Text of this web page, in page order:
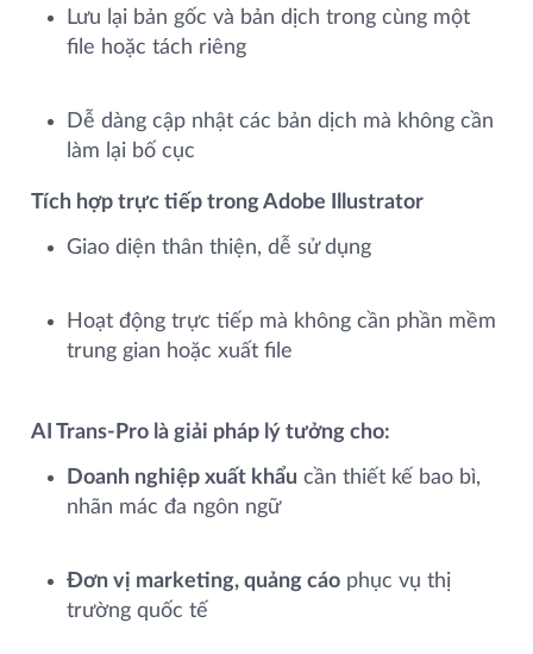
Lưu lại bản gốc và bản dịch trong cùng một
file hoặc tách riêng
Dễ dàng cập nhật các bản dịch mà không cần
làm lại bố cục
Tích hợp trực tiếp trong Adobe Illustrator
Giao diện thân thiện, dễ sử dụng
Hoạt động trực tiếp mà không cần phần mềm
trung gian hoặc xuất file
AI Trans‑Pro là giải pháp lý tưởng cho:
Doanh nghiệp xuất khẩu cần thiết kế bao bì,
nhãn mác đa ngôn ngữ
Đơn vị marketing, quảng cáo phục vụ thị
trường quốc tế